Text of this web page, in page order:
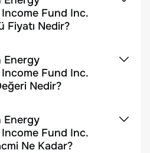
Fund Inc.
Fiyatı Nedir?
Energy
Fund Inc.
Nedir?
Energy
Fund Inc.
Ne Kadar?